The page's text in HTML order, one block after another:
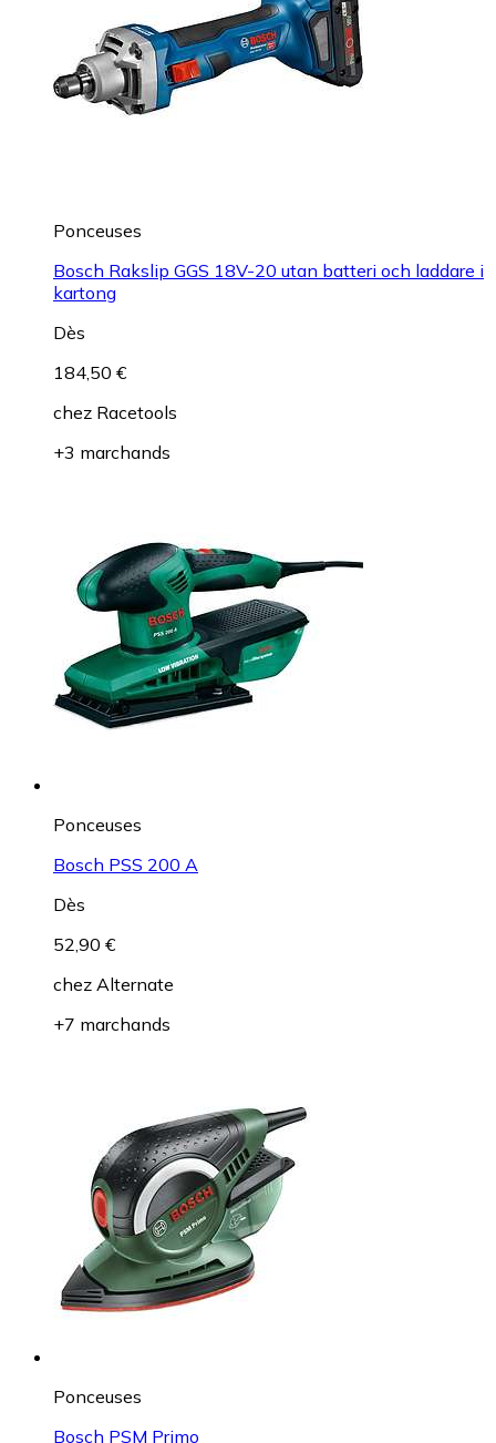
Ponceuses
Bosch Rakslip GGS 18V-20 utan batteri och laddare i
kartong
Dès
184,50 €
chez Racetools
+3 marchands
Ponceuses
Bosch PSS 200 A
Dès
52,90 €
chez Alternate
+7 marchands
Ponceuses
Bosch PSM Primo